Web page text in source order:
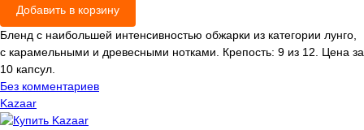
Добавить в корзину
Бленд с наибольшей интенсивностью обжарки из категории лунго,
с карамельными и древесными нотками. Крепость: 9 из 12. Цена за
10 капсул.
Без комментариев
Kazaar